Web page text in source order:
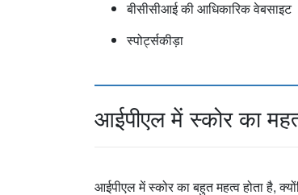
बीसीसीआई की आधिकारिक वेबसाइट
स्पोर्ट्सकीड़ा
आईपीएल में स्कोर का
आईपीएल में स्कोर का बहुत महत्व होता है,